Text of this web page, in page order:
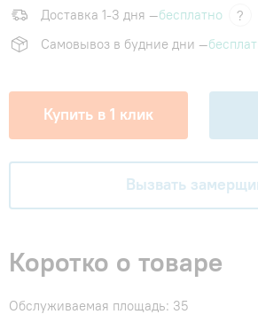
Доставка 1-3 дня —бесплатно
?
Самовывоз в будние дни —
Купить в 1 клик
Вызвать
Коротко о товаре
Обслуживаемая площадь: 35